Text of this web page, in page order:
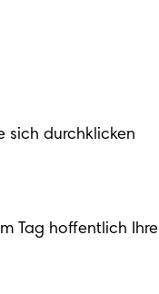
sich durchklicken
Tag hoffentlich